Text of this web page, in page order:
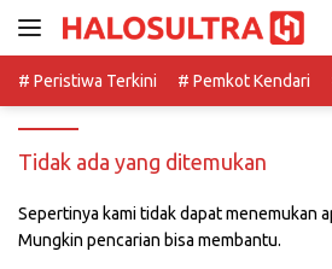
# Peristiwa Terkini
# Pemkot Kendari
Tidak ada yang ditemukan
Sepertinya kami tidak dapat menemukan
Mungkin pencarian bisa membantu.